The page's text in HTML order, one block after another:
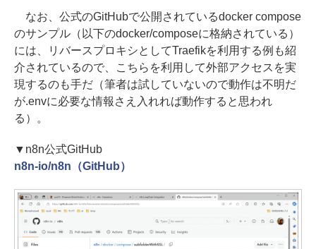
なお、公式のGitHubで公開されているdocker compose
のサンプル（以下のdocker/composeに格納されている）
には、リバースプロキシとしてTraefikを利用する例も紹
介されているので、こちらを利用して外部アクセスを実
現するのも手だ（筆者は試していないので動作は不明だ
が.envに必要な情報さえ入れれば動作すると思われ
る）。
▼n8n公式GitHub
n8n-io/n8n（GitHub）